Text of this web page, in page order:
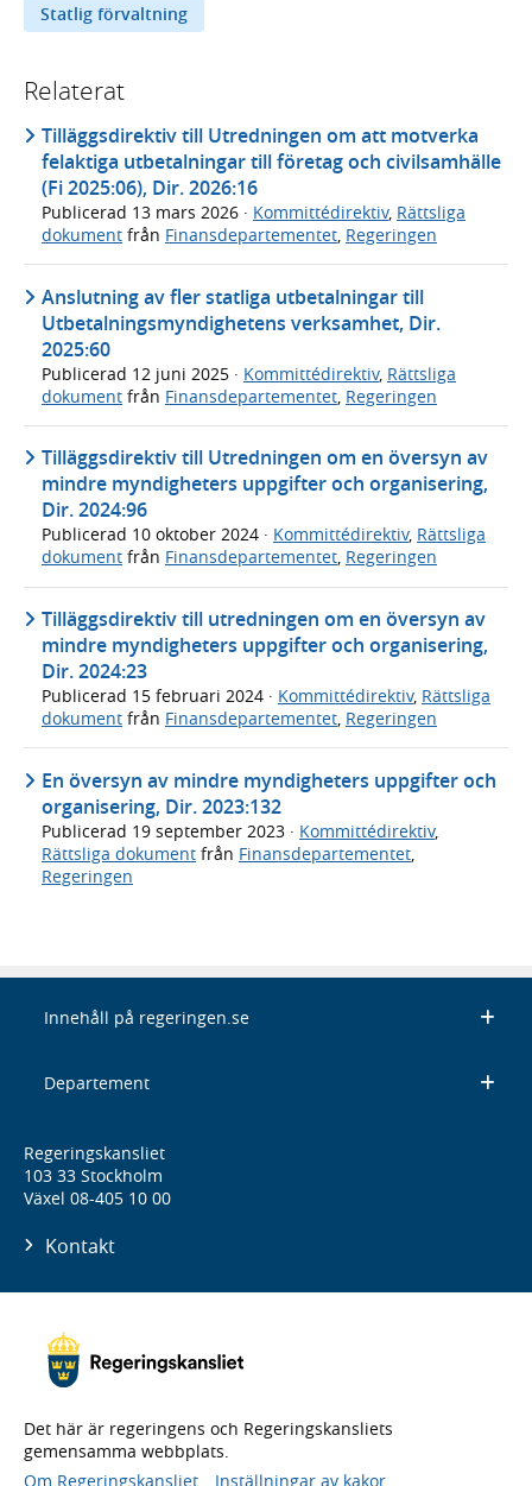
Statlig förvaltning
Relaterat
Tilläggsdirektiv till Utredningen om att motverka
felaktiga utbetalningar till företag och civilsamhälle
(Fi 2025:06), Dir. 2026:16
Publicerad 13 mars 2026 · Kommittédirektiv, Rättsliga
dokument från Finansdepartementet, Regeringen
Anslutning av fler statliga utbetalningar till
Utbetalningsmyndighetens verksamhet, Dir.
2025:60
Publicerad 12 juni 2025 · Kommittédirektiv, Rättsliga
dokument från Finansdepartementet Regeringen
Tilläggsdirektiv till Utredningen om en översyn av
mindre myndigheters uppgifter och organisering,
Dir. 2024:96
Publicerad 10 oktober 2024 · Kommittédirektiv, Rättsliga
dokument från Finansdepartementet, Regeringen
Tilläggsdirektiv till utredningen om en översyn av
mindre myndigheters uppgifter och organisering,
Dir. 2024:23
Publicerad 15 februari 2024 · Kommittédirektiv, Rättsliga
dokument från Finansdepartementet, Regeringen
En översyn av mindre myndigheters uppgifter och
organisering, Dir. 2023:132
Publicerad 19 september 2023 · Kommittédirektiv,
Rättsliga dokument från Finansdepartementet
Regeringen
Innehåll på regeringen.se
Departement
Regeringskansliet
103 33 Stockholm
Växel 08-405 10 00
Kontakt
Det här är regeringens och Regeringskansliets
gemensamma webbplats.
Om Regeringskansliet
Inställningar av kakor